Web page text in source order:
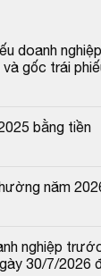
doanh
gốc trái
bằng tiền
năm
nghiệp
30/7/2026